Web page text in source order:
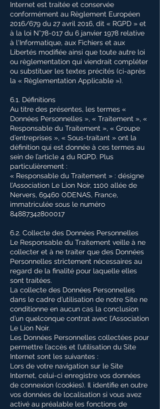
Internet est traitée et conservée
conformément au Règlement Européen
2016/679 du 27 avril 2016, dit « RGPD » et
à la loi N°78-017 du 6 janvier 1978 relative
à l'Informatique, aux Fichiers et aux
Libertés modifiée ainsi que toute autre loi
ou règlementation qui viendrait compléter
ou substituer les textes précités (ci-après
la « Règlementation Applicable »).
6.1. Définitions
Au titre des présentes, les termes «
Données Personnelles », « Traitement », «
Responsable du Traitement », « Groupe
d’entreprises », « Sous-traitant » ont la
définition qui est donnée à ces termes au
sein de l’article 4 du RGPD. Plus
particulièrement :
« Responsable du Traitement » : désigne
l’Association Le Lion Noir, 1100 allée de
Nervers, 69460 ODENAS, France,
immatriculée sous le numéro
84887342800017
6.2. Collecte des Données Personnelles
Le Responsable du Traitement veille à ne
collecter et à ne traiter que des Données
Personnelles strictement nécessaires au
regard de la finalité pour laquelle elles
sont traitées.
La collecte des Données Personnelles
dans le cadre d’utilisation de notre Site ne
conditionne en aucun cas la conclusion
d’un quelconque contrat avec l’Association
Le Lion Noir.
Les Données Personnelles collectées pour
permettre l’accès et l’utilisation du Site
Internet sont les suivantes :
Lors de votre navigation sur le Site
Internet, celui-ci enregistre vos données
de connexion (cookies). Il identifie en outre
vos données de localisation si vous avez
activé au préalable les fonctions de